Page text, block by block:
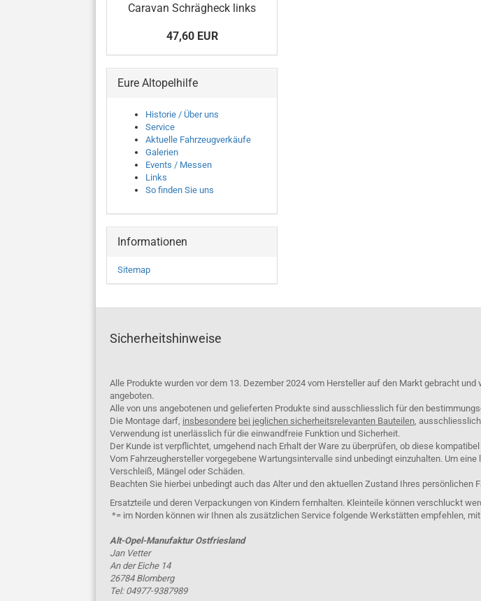
Caravan Schrägheck links
47,60 EUR
Eure Altopelhilfe
Historie / Über uns
Service
Aktuelle Fahrzeugverkäufe
Galerien
Events / Messen
Links
So finden Sie uns
Informationen
Sitemap
Sicherheitshinweise
Alle Produkte wurden vor dem 13. Dezember 2024 vom Hersteller auf den Markt gebracht
angeboten.
Alle von uns angebotenen und gelieferten Produkte sind ausschliesslich für den
Die Montage darf, insbesondere bei jeglichen sicherheitsrelevanten Bauteilen,
Verwendung ist unerlässlich für die einwandfreie Funktion und Sicherheit.
Der Kunde ist verpflichtet, umgehend nach Erhalt der Ware zu überprüfen, ob diese
Vom Fahrzeughersteller vorgegebene Wartungsintervalle sind unbedingt einzuhalten. Um
Verschleiß, Mängel oder Schäden.
Beachten Sie hierbei unbedingt auch das Alter und den aktuellen Zustand Ihres persönlichen
Ersatzteile und deren Verpackungen von Kindern fernhalten. Kleinteile können verschluckt
*= im Norden können wir Ihnen als zusätzlichen Service folgende Werkstätten empfehlen,
Alt-Opel-Manufaktur Ostfriesland
Jan Vetter
An der Eiche 14
26784 Blomberg
Tel: 04977-9387989